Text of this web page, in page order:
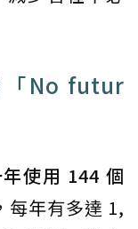
No futur
使用 144 個
每年有多達 1,